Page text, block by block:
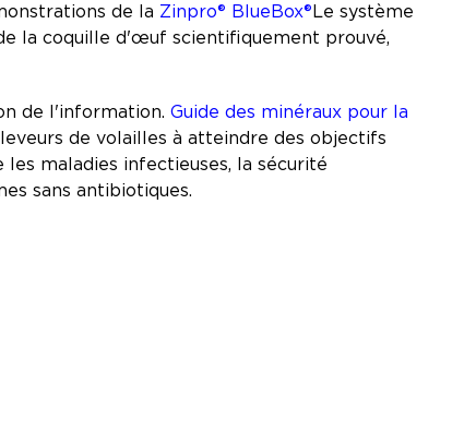
de la Zinpro® BlueBox®Le système
la coquille d'œuf scientifiquement prouvé,
de l'information. Guide des minéraux pour la
de volailles à atteindre des objectifs
maladies infectieuses, la sécurité
sans antibiotiques.